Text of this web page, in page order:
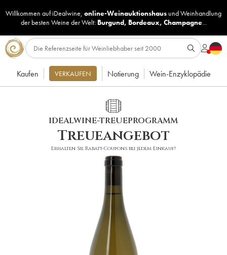
Willkommen auf iDealwine, online-Weinauktionshaus undWeinhandlung
der besten Weine der Welt: Burgund, Bordeaux, Champagne...
Kaufen VERKAUFEN Notierung Wein-Enzyklopädie
IDEALWINE-TREUEPROGRAMM
Treueangebot
Erhalten Sie Rabatt-Coupons bei jedem Einkauf!